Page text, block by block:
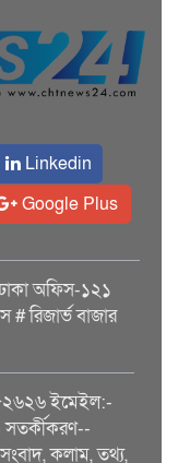
Linkedin
Google Plus
অফিস-১২১
# রিজার্ভ বাজার
ইমেইল:-
কলাম, তথ্য,